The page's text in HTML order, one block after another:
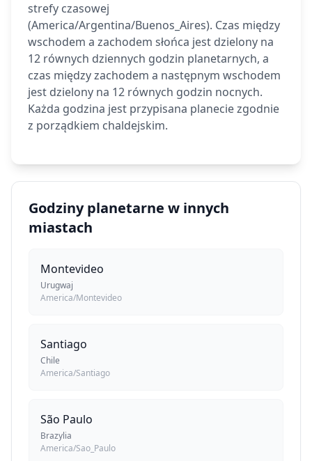
strefy czasowej
(America/Argentina/Buenos_Aires). Czas między
wschodem a zachodem słońca jest dzielony na
12 równych dziennych godzin planetarnych, a
czas między zachodem a następnym wschodem
jest dzielony na 12 równych godzin nocnych.
Każda godzina jest przypisana planecie zgodnie
z porządkiem chaldejskim.
Godziny planetarne w innych
miastach
Montevideo
Urugwaj
America/Montevideo
Santiago
Chile
America/Santiago
São Paulo
Brazylia
America/Sao_Paulo